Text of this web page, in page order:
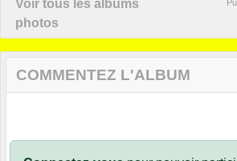
Voir tous les albums
photos
COMMENTEZ L'ALBUM